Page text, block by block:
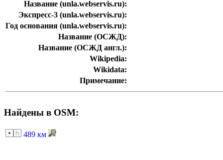
Название (unla.webservis.ru):
Экспресс-3 (unla.webservis.ru):
Год основания (unla.webservis.ru):
Название (ОСЖД):
Название (ОСЖД англ.):
Wikipedia:
Wikidata:
Примечание:
Найдены в OSM:
489 км